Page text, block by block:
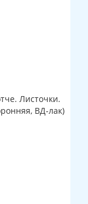
Листочки.
ВД-лак)